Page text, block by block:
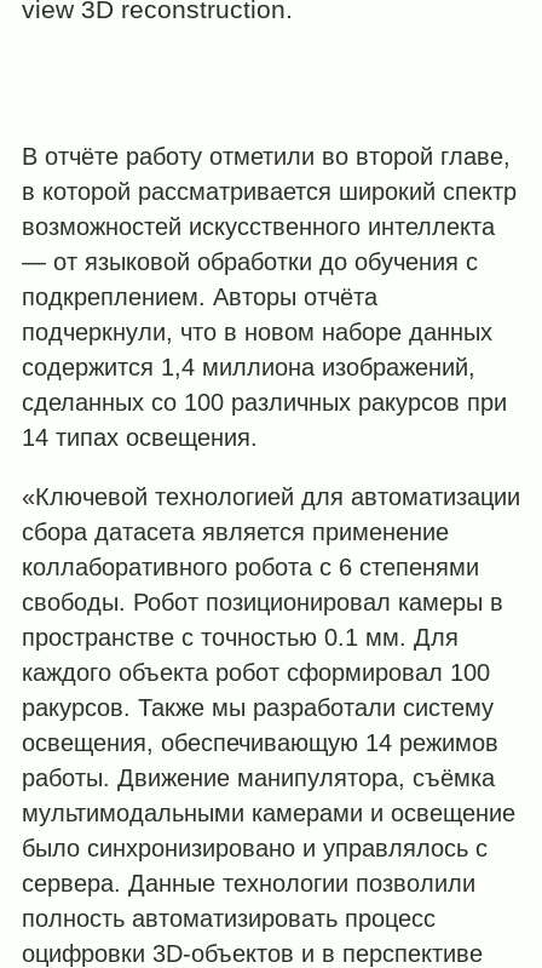
view 3D reconstruction.
В отчёте работу отметили во второй главе,
в которой рассматривается широкий спектр
возможностей искусственного интеллекта
— от языковой обработки до обучения с
подкреплением. Авторы отчёта
подчеркнули, что в новом наборе данных
содержится 1,4 миллиона изображений,
сделанных со 100 различных ракурсов при
14 типах освещения.
«Ключевой технологией для автоматизации
сбора датасета является применение
коллаборативного робота с 6 степенями
свободы. Робот позиционировал камеры в
пространстве с точностью 0.1 мм. Для
каждого объекта робот сформировал 100
ракурсов. Также мы разработали систему
освещения, обеспечивающую 14 режимов
работы. Движение манипулятора, съёмка
мультимодальными камерами и освещение
было синхронизировано и управлялось с
сервера. Данные технологии позволили
полность автоматизировать процесс
оцифровки 3D-объектов и в перспективе